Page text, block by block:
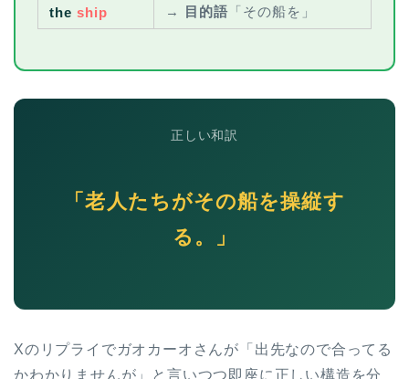
the ship → 目的語 「その船を」
正しい和訳
「老人たちがその船を操縦す
る。」
Xのリプライでガオカーオさんが「出先なので合ってる
かわかりませんが」と言いつつ即座に正しい構造を分